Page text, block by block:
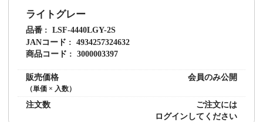
ライトグレー
品番
LSF-4440LGY-2S
JANコード
4934257324632
商品コード
3000003397
販売価格
（単価 × 入数）
会員のみ公開
注文数
ご注文には
ログインしてください